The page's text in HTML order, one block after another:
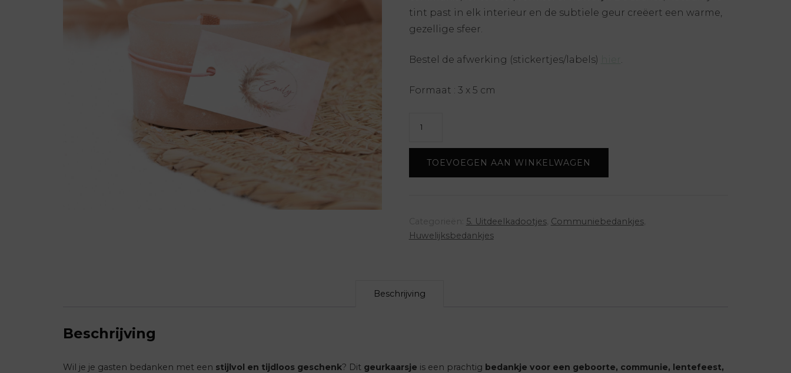
tint past in elk interieur en de subtiele geur creëert een warme,
gezellige sfeer.
Bestel de afwerking (stickertjes/labels) .
Formaat : 3 x 5 cm
magnolia
TOEVOEGEN AAN WINKELWAGEN
5. Uitdeelkadootjes, Communiebedankjes,
Huwelijksbedankjes
Beschrijving
Beschrijving
Wil je je gasten bedanken met een stijlvol en tijdloos geschenk? Dit geurkaarsje is een prachtig bedankje voor een geboorte, communie, lentefeest,